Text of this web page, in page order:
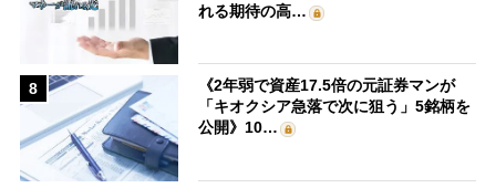
れる期待の高…
8
《2年弱で資産17.5倍の元証券マンが
「キオクシア急落で次に狙う」5銘柄を
公開》10…